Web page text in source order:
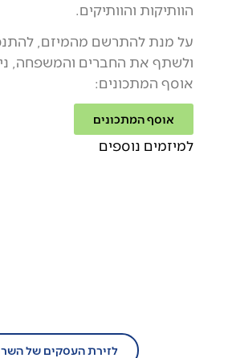
הוותיקות והוותיקים.
על מנת להתרשם מהמיזם,
ולשתף את החברים והמשפחה,
אוסף המתכונים:
אוסף המתכונים
למיזמים נוספים
לזירת העסקים של